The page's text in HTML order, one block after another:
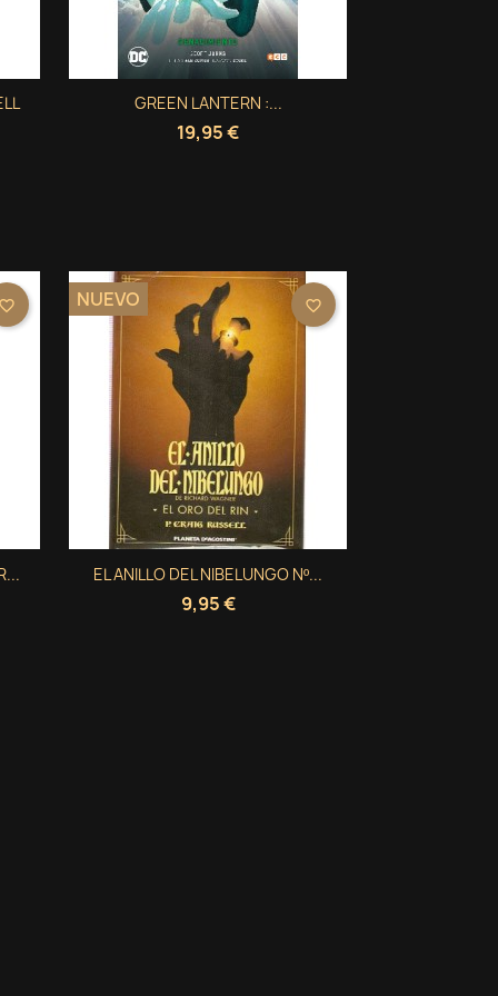
×
GREEN LANTERN :...
19,95 €
Vista rápida
favorite_border
EL ANILLO DEL NIBELUNGO Nº...
9,95 €
NUEVO
Vista rápida
favorite_border